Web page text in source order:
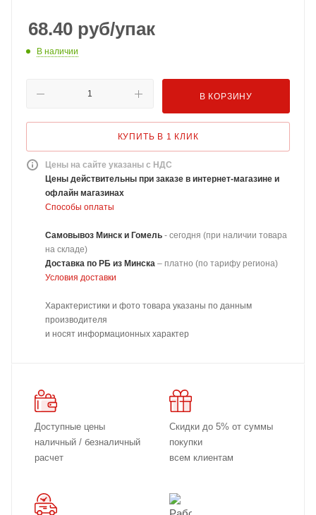
68.40 руб/упак
В наличии
В КОРЗИНУ
КУПИТЬ В 1 КЛИК
Цены на сайте указаны с НДС
Цены действительны при заказе в интернет-магазине и
офлайн магазинах
Способы оплаты
Самовывоз Минск и Гомель - сегодня (при наличии товара
на складе)
Доставка по РБ из Минска – платно (по тарифу региона)
Условия доставки
Характеристики и фото товара указаны по данным
производителя
и носят информационных характер
Доступные цены
наличный / безналичный
расчет
Скидки до 5% от суммы
покупки
всем клиентам